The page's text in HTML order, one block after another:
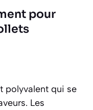
pour
polyvalent qui se
Les